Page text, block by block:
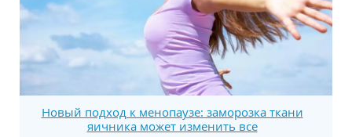
Новый подход к менопаузе: заморозка ткани
яичника может изменить все